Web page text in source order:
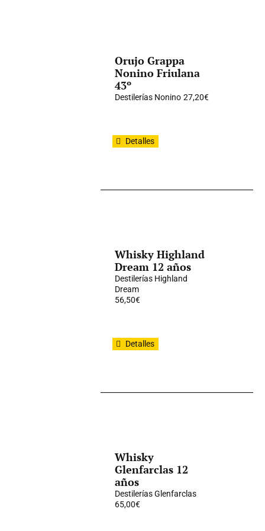
Orujo Grappa
Nonino Friulana
43º
Destilerías Nonino 27,20€
Detalles
Whisky Highland
Dream 12 años
Destilerías Highland
Dream
56,50€
Detalles
Whisky
Glenfarclas 12
años
Destilerías Glenfarclas
65,00€